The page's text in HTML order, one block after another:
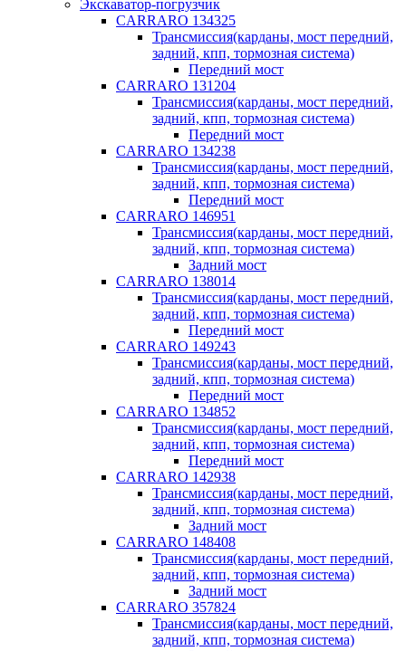
Экскаватор-погрузчик
CARRARO 134325
Трансмиссия(карданы, мост передний,
задний, кпп, тормозная система)
Передний мост
CARRARO 131204
Трансмиссия(карданы, мост передний,
задний, кпп, тормозная система)
Передний мост
CARRARO 134238
Трансмиссия(карданы, мост передний,
задний, кпп, тормозная система)
Передний мост
CARRARO 146951
Трансмиссия(карданы, мост передний,
задний, кпп, тормозная система)
Задний мост
CARRARO 138014
Трансмиссия(карданы, мост передний,
задний, кпп, тормозная система)
Передний мост
CARRARO 149243
Трансмиссия(карданы, мост передний,
задний, кпп, тормозная система)
Передний мост
CARRARO 134852
Трансмиссия(карданы, мост передний,
задний, кпп, тормозная система)
Передний мост
CARRARO 142938
Трансмиссия(карданы, мост передний,
задний, кпп, тормозная система)
Задний мост
CARRARO 148408
Трансмиссия(карданы, мост передний,
задний, кпп, тормозная система)
Задний мост
CARRARO 357824
Трансмиссия(карданы, мост передний,
задний, кпп, тормозная система)